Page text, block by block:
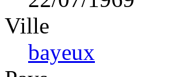
Ville
bayeux